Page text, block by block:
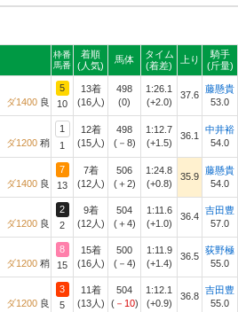
枠番
馬番
着順
(人気)
馬体
タイム
(着差)
上り
騎手
(斤量)
ダ1400 良
5
10
13着
(16人)
498
(0)
1:26.1
(+2.0)
37.6
藤懸貴
53.0
ダ1200 稍
1
1
12着
(15人)
498
(－8)
1:12.7
(+1.5)
36.1
中井裕
54.0
ダ1400 良
7
13
7着
(12人)
506
(＋2)
1:24.8
(+0.8)
35.9
藤懸貴
54.0
ダ1200 良
2
2
9着
(12人)
504
(＋4)
1:11.6
(+1.0)
36.4
吉田豊
57.0
ダ1200 稍
8
15
15着
(16人)
500
(－4)
1:11.9
(+1.4)
36.5
荻野極
55.0
ダ1200 良
3
5
11着
(13人)
504
(－10)
1:12.1
(+0.9)
36.8
吉田豊
55.0